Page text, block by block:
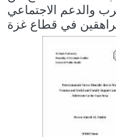
والدعم الاجتماعي
في قطاع غزة